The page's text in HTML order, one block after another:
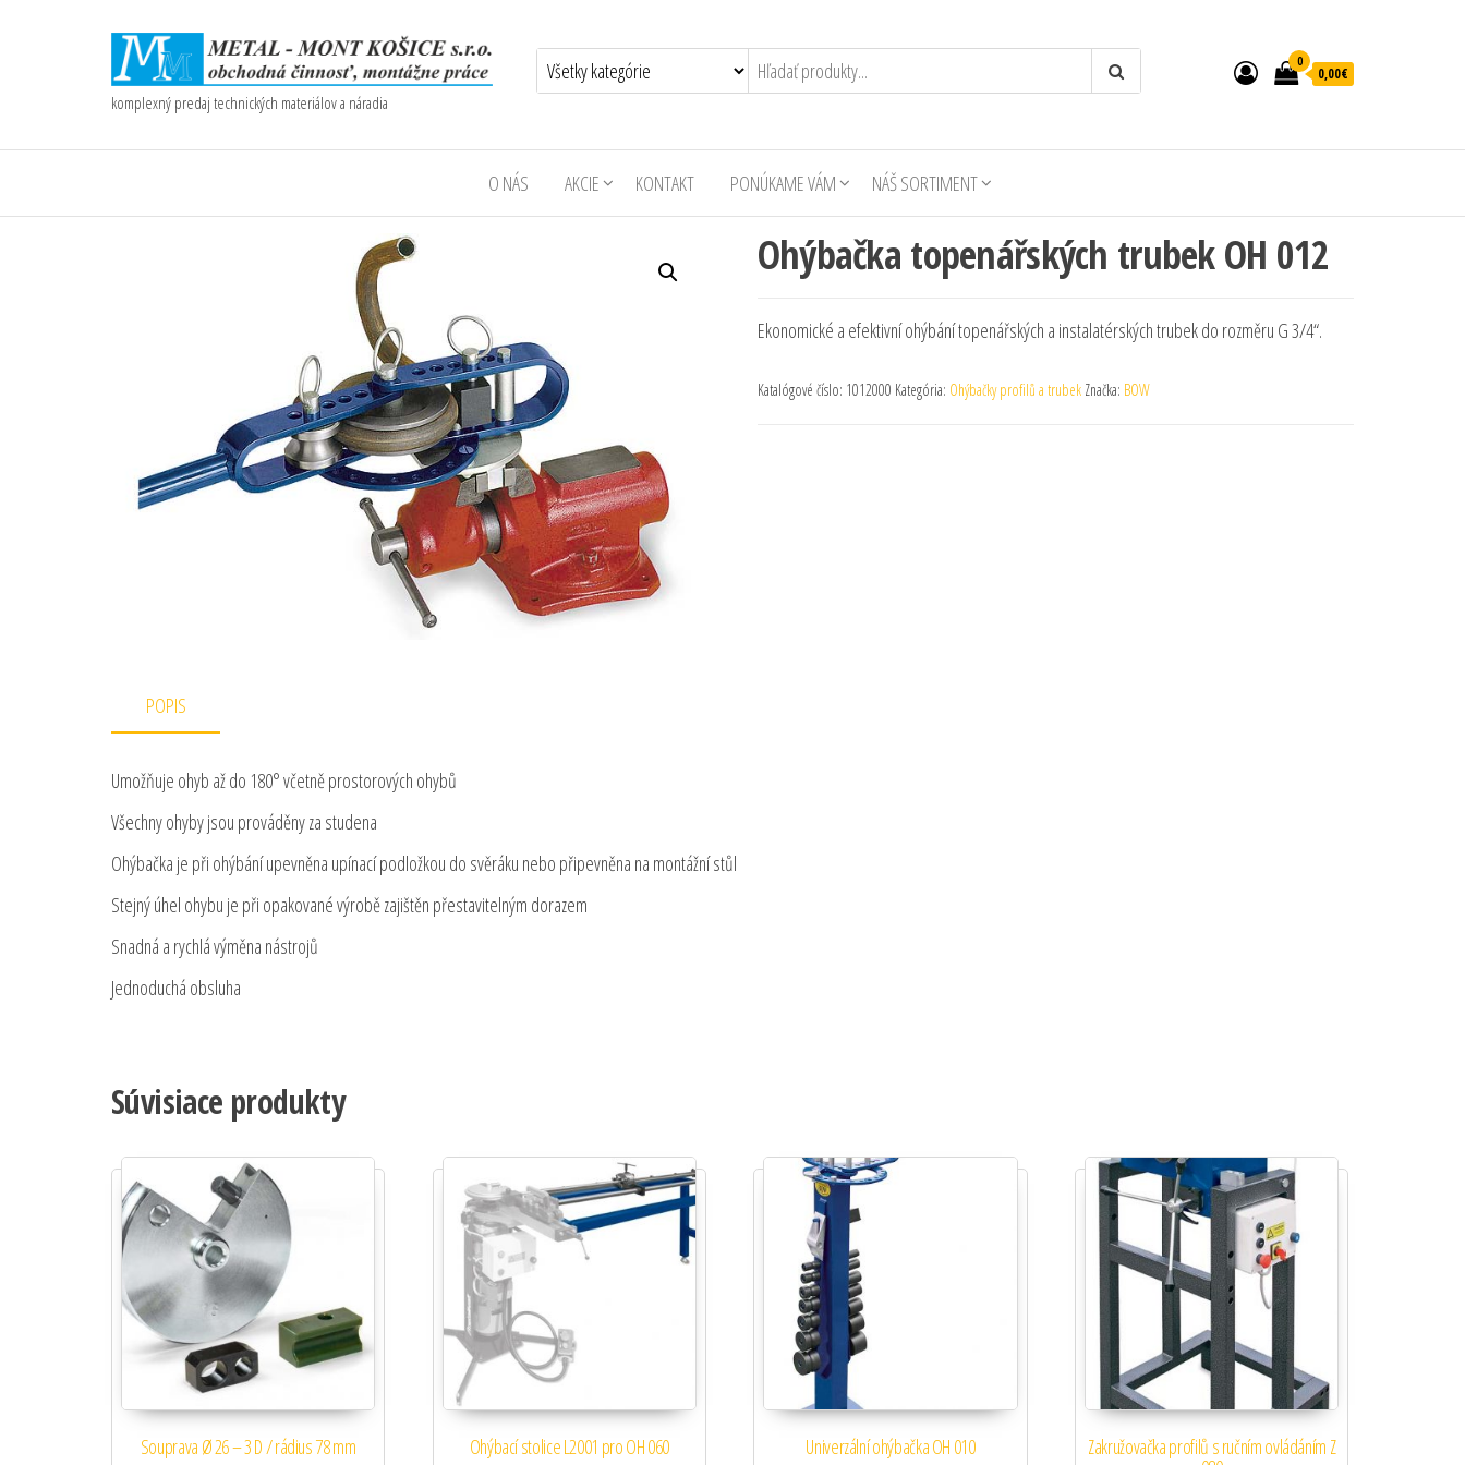
komplexný predaj technických materiálov a náradia
0
0,00€
O NÁS AKCIE KONTAKT PONÚKAME VÁM NÁŠ SORTIMENT
Ohýbačka topenářských trubek OH 012
Ekonomické a efektivní ohýbání topenářských a instalatérských trubek do rozměru G 3/4“.
Katalógové číslo: 1012000 Kategória: Ohýbačky profilů a trubek Značka: BOW
POPIS
Umožňuje ohyb až do 180° včetně prostorových ohybů
Všechny ohyby jsou prováděny za studena
Ohýbačka je při ohýbání upevněna upínací podložkou do svěráku nebo připevněna na montážní stůl
Stejný úhel ohybu je při opakované výrobě zajištěn přestavitelným dorazem
Snadná a rychlá výměna nástrojů
Jednoduchá obsluha
Súvisiace produkty
Souprava Ø 26 – 3 D / rádius 78 mm Ohýbací stolice L2001 pro OH 060 Univerzální ohýbačka OH 010 Zakružovačka profilů s ručním ovládáním Z